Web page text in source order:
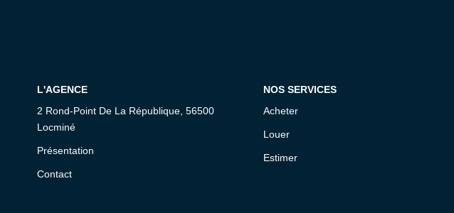
L'AGENCE
2 Rond-Point De La République, 56500
Locminé
Présentation
Contact
NOS SERVICES
Acheter
Louer
Estimer